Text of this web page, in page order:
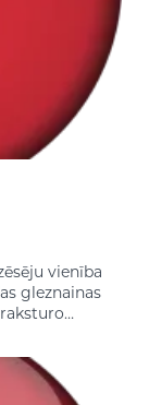
vienība
gleznainas